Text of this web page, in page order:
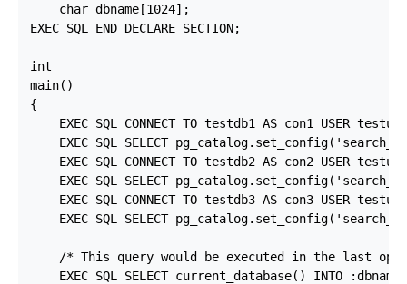
    char dbname[1024];
EXEC SQL END DECLARE SECTION;
int
main()
{
EXEC SQL CONNECT TO testdb1 AS con1 USER
EXEC SQL SELECT
EXEC SQL CONNECT TO testdb2 AS con2 USER
EXEC SQL SELECT
EXEC SQL CONNECT TO testdb3 AS con3 USER
EXEC SQL SELECT
/* This query would be executed in the last
    EXEC SQL SELECT current_database() INTO :dbname;